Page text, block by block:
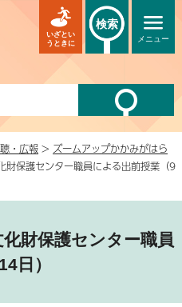
メニュー
いざとい
うときに
検索
・広報 > ズームアップかかみがはら
保護センター職員による出前授業（9
財保護センター職員
日）